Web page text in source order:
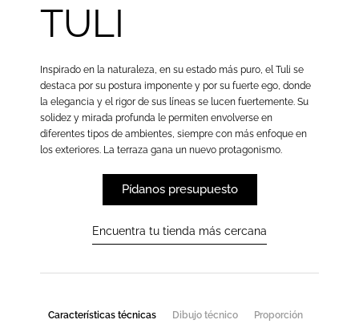
TULI
Inspirado en la naturaleza, en su estado más puro, el Tuli se
destaca por su postura imponente y por su fuerte ego, donde
la elegancia y el rigor de sus líneas se lucen fuertemente. Su
solidez y mirada profunda le permiten envolverse en
diferentes tipos de ambientes, siempre con más enfoque en
los exteriores. La terraza gana un nuevo protagonismo.
Pídanos presupuesto
Encuentra tu tienda más cercana
Características técnicas Dibujo técnico Proporción